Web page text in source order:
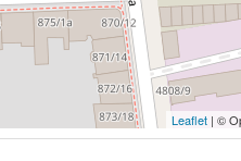
Leaflet | ©